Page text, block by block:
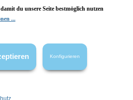
Mehrwertsteuer zzgl.Versandkosten
anders angegeben.
du unsere Seite bestmöglich nutzen
...
Konfigurieren